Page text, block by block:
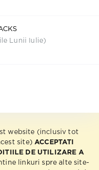
Lunii Iulie)
website (inclusiv tot
site) ACCEPTATI
DE UTILIZARE A
linkuri spre alte site-